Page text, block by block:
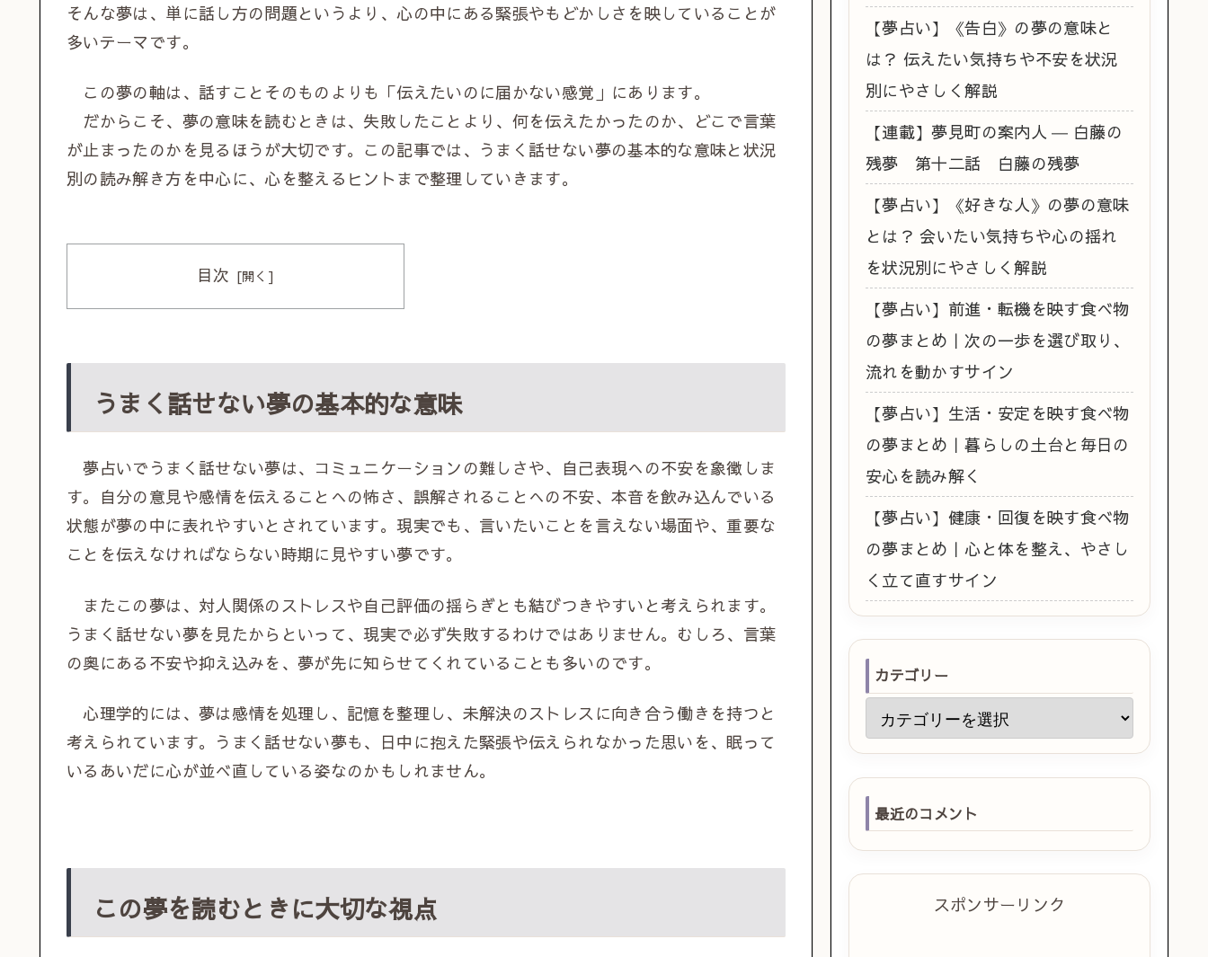
そんな夢は、単に話し方の問題というより、心の中にある緊張やもどかしさを映していることが
多いテーマです。
この夢の軸は、話すことそのものよりも「伝えたいのに届かない感覚」にあります。
だからこそ、夢の意味を読むときは、失敗したことより、何を伝えたかったのか、どこで言葉
が止まったのかを見るほうが大切です。この記事では、うまく話せない夢の基本的な意味と状況
別の読み解き方を中心に、心を整えるヒントまで整理していきます。
目次
うまく話せない夢の基本的な意味
夢占いでうまく話せない夢は、コミュニケーションの難しさや、自己表現への不安を象徴しま
す。自分の意見や感情を伝えることへの怖さ、誤解されることへの不安、本音を飲み込んでいる
状態が夢の中に表れやすいとされています。現実でも、言いたいことを言えない場面や、重要な
ことを伝えなければならない時期に見やすい夢です。
またこの夢は、対人関係のストレスや自己評価の揺らぎとも結びつきやすいと考えられます。
うまく話せない夢を見たからといって、現実で必ず失敗するわけではありません。むしろ、言葉
の奥にある不安や抑え込みを、夢が先に知らせてくれていることも多いのです。
心理学的には、夢は感情を処理し、記憶を整理し、未解決のストレスに向き合う働きを持つと
考えられています。うまく話せない夢も、日中に抱えた緊張や伝えられなかった思いを、眠って
いるあいだに心が並べ直している姿なのかもしれません。
この夢を読むときに大切な視点
【夢占い】《告白》の夢の意味と
は？ 伝えたい気持ちや不安を状況
別にやさしく解説
【連載】夢見町の案内人 ― 白藤の
残夢 第十二話 白藤の残夢
【夢占い】《好きな人》の夢の意味
とは？ 会いたい気持ちや心の揺れ
を状況別にやさしく解説
【夢占い】前進・転機を映す食べ物
の夢まとめ｜次の一歩を選び取り、
流れを動かすサイン
【夢占い】生活・安定を映す食べ物
の夢まとめ｜暮らしの土台と毎日の
安心を読み解く
【夢占い】健康・回復を映す食べ物
の夢まとめ｜心と体を整え、やさし
く立て直すサイン
カテゴリー
最近のコメント
スポンサーリンク